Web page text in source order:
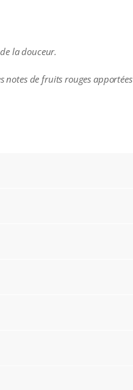
la douceur.
notes de fruits rouges apportées